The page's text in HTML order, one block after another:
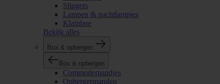
Slingers
Lampen & nachtlampjes
Klamboe
Bekijk alles
Box & opbergen
Box & opbergen
Commodemandjes
Opbergermanden